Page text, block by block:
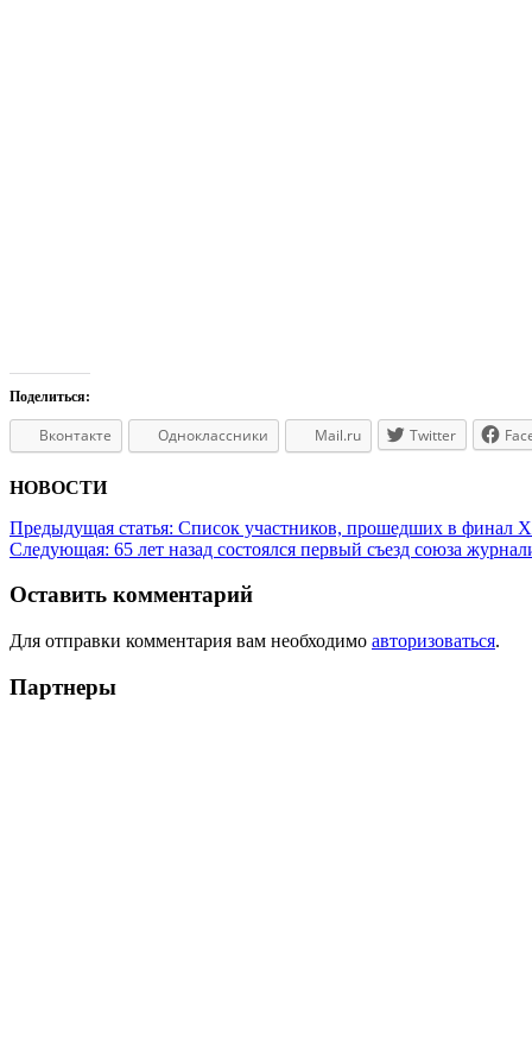
Поделиться:
Вконтакте Одноклассники Mail.ru Twitter
НОВОСТИ
Предыдущая статья: Список участников, прошедших в финал
Следующая: 65 лет назад состоялся первый съезд союза
Оставить комментарий
Для отправки комментария вам необходимо авторизоваться.
Партнеры